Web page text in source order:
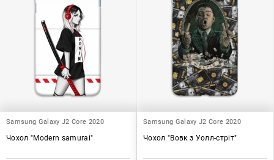
Samsung Galaxy J2 Core 2020
Чохол "Modern samurai"
Samsung Galaxy J2 Core 2020
Чохол "Вовк з Уолл-стріт"